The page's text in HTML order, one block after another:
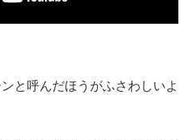
と呼んだほうがふさわしいよ